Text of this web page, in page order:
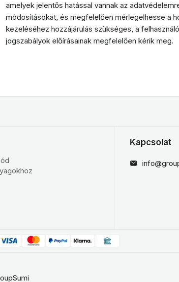
amelyek jelentős hatással vannak az
módosításokat, és megfelelően mérlegelhesse a
kezeléséhez hozzájárulás szükséges, a
jogszabályok előírásainak megfelelően kérik meg.
Kapcsolat